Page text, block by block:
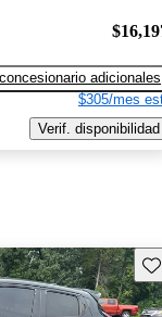
adicionales
$305/mes
Verif. disponibilidad